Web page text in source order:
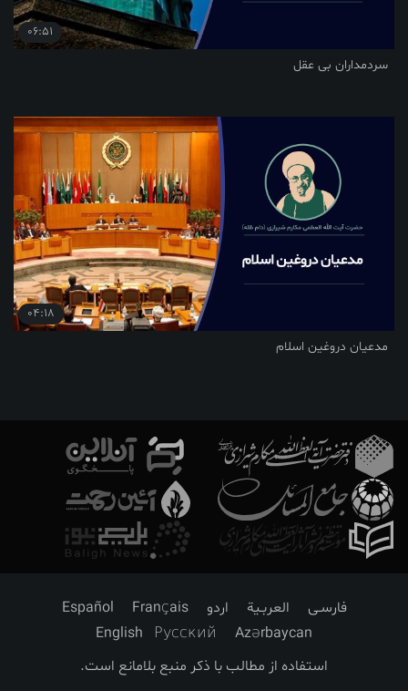
06:51
سردمداران بی عقل
04:18
مدعیان دروغین اسلام
فارسـی العربـیة اردو Français
Español
Azərbaycan
Русский
English
استفاده از مطالب با ذکر منبع بلامانع است.